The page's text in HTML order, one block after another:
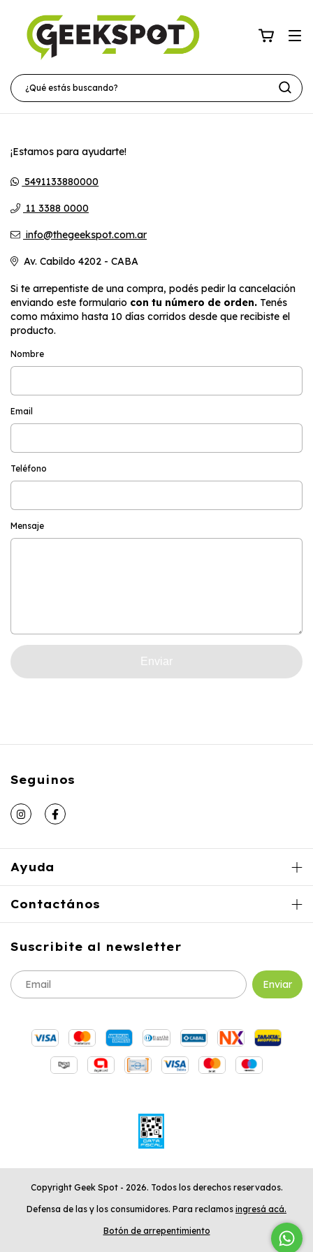
¡Estamos para ayudarte!
5491133880000
11 3388 0000
info@thegeekspot.com.ar
Av. Cabildo 4202 - CABA
Si te arrepentiste de una compra, podés pedir la cancelación
enviando este formulario con tu número de orden. Tenés
como máximo hasta 10 días corridos desde que recibiste el
producto.
Nombre
Email
Teléfono
Mensaje
Enviar
Seguinos
Ayuda
Contactános
Suscribite al newsletter
Copyright Geek Spot - 2026. Todos los derechos reservados.
Defensa de las y los consumidores. Para reclamos ingresá acá.
Botón de arrepentimiento